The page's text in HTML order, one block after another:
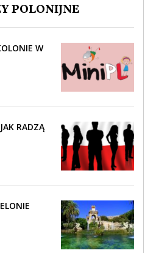
POLONIJNE
W
RADZĄ